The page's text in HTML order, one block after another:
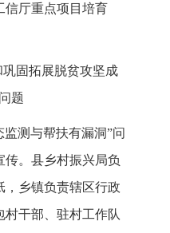
信厅重点项目培育
巩固拓展脱贫攻坚成
题
监测与帮扶有漏洞”问
。县乡村振兴局负
，乡镇负责辖区行政
干部、驻村工作队